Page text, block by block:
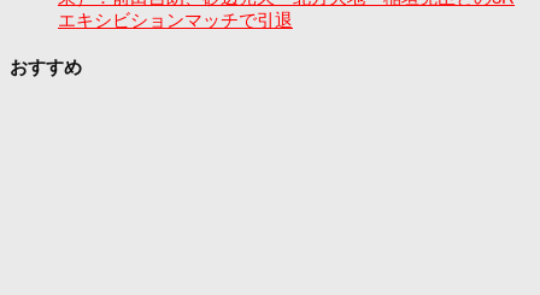
エキシビションマッチで引退
おすすめ